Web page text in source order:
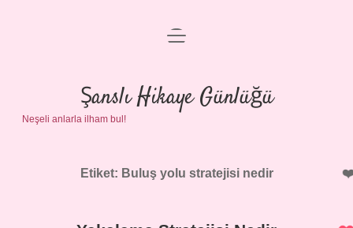
Anasayfa
Gizlilik Politikası
menüyü
Şanslı Hikaye Günlüğü
Neşeli anlarla ilham bul!
Etiket: Buluş yolu stratejisi nedir